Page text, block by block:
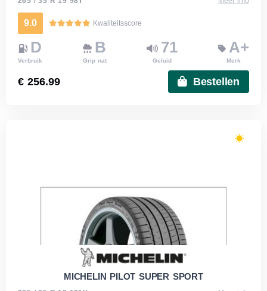
9.0 Kwaliteitsscore
D
Verbruik
B
Grip nat
71
Geluid
A+
Merk
€ 256.99 Bestellen
MICHELIN PILOT SUPER SPORT